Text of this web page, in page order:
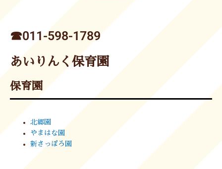
☎︎011-598-1789
あいりんく保育園
保育園
北郷園
やまはな園
新さっぽろ園